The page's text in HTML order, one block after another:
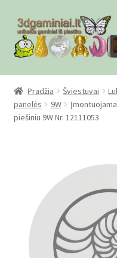
Pereiti
prie
meniu
Pereiti
prie
turinio
Pradžia
Checkout
Mūsų partneriai
Pirkimo-pardavimo
Pradžia Šviestuvai
panelės
9W
piešiniu 9W Nr. 12111053